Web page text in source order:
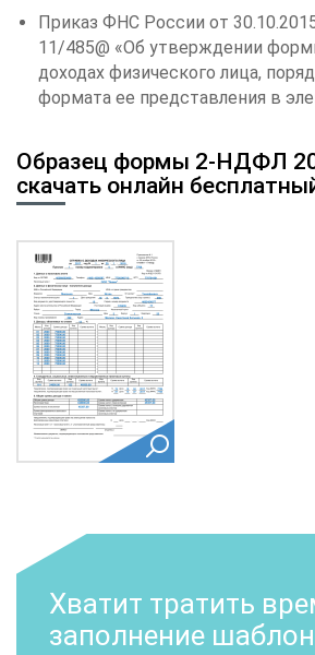
Приказ ФНС России от
11/485@ «Об утверждении
доходах физического лица,
формата ее представления в
Образец формы 2-НДФЛ
скачать онлайн
Хватит тратить
заполнение